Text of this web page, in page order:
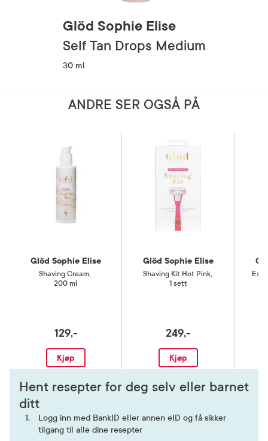
Glöd Sophie Elise
Self Tan Drops Medium
30 ml
ANDRE SER OGSÅ PÅ
Glöd Sophie Elise
Shaving Cream,
200 ml
129,-
Kjøp
Glöd Sophie Elise
Shaving Kit Hot Pink,
1 sett
249,-
Kjøp
Hent resepter for deg selv eller barnet
ditt
Logg inn med BankID eller annen eID og få sikker
tilgang til alle dine resepter